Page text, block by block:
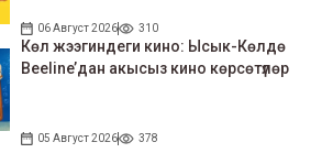
06 Август 2026 310
Көл жээгиндеги кино: Ысык-Көлдө
Beeline’дан акысыз кино көрсөтүлөр
05 Август 2026 378